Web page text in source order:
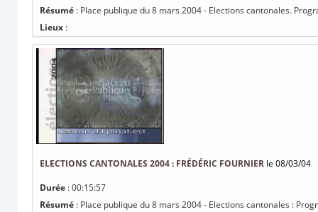
Résumé : Place publique du 8 mars 2004 - Elections cantonales.
Lieux :
ELECTIONS CANTONALES 2004 : FRÉDÉRIC FOURNIER le 08/03/04
Durée : 00:15:57
Résumé : Place publique du 8 mars 2004 - Elections cantonales :